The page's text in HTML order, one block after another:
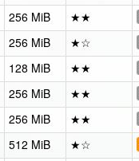
256 MiB ★★
256 MiB ★☆
128 MiB ★★
256 MiB ★★
256 MiB ★★
512 MiB ★☆